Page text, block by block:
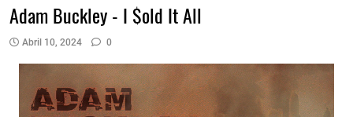
Adam Buckley - I $old It All
Abril 10, 2024 0